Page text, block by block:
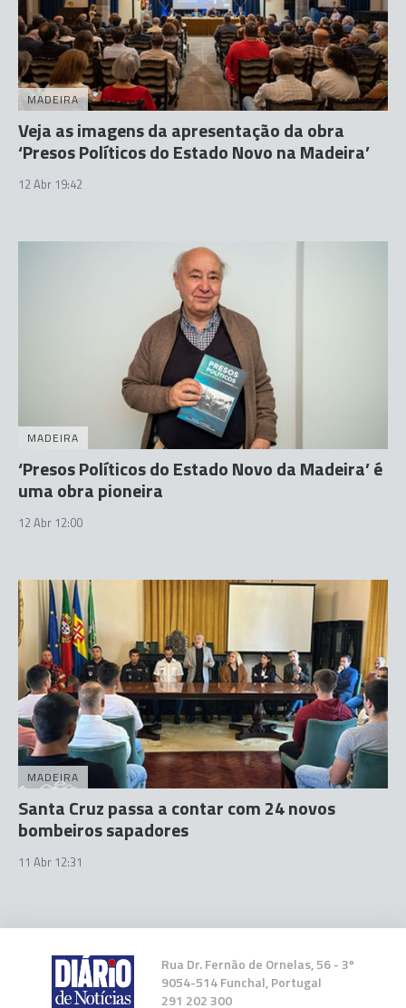
MADEIRA
Veja as imagens da apresentação da obra
‘Presos Políticos do Estado Novo na Madeira’
12 Abr 19:42
MADEIRA
‘Presos Políticos do Estado Novo da Madeira’ é
uma obra pioneira
12 Abr 12:00
MADEIRA
Santa Cruz passa a contar com 24 novos
bombeiros sapadores
11 Abr 12:31
Rua Dr. Fernão de Ornelas, 56 - 3º
9054-514 Funchal, Portugal
291 202 300